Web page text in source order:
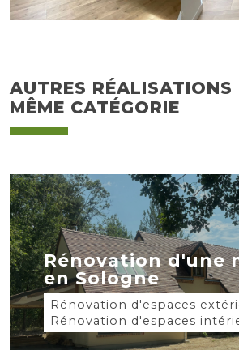
AUTRES
MÊME CATÉGORIE
Rénovation d'une
en Sologne
Rénovation d'espaces
Rénovation d'espaces